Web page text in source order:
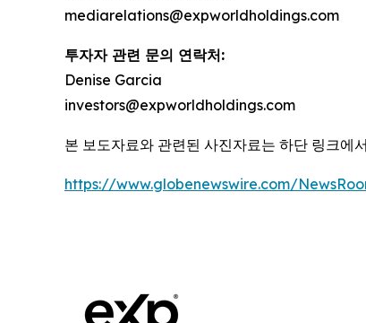
mediarelations@expworldholdings.com
투자자 관련 문의 연락처:
Denise Garcia
investors@expworldholdings.com
본 보도자료와 관련된 사진자료는 하단 링크에
https://www.globenewswire.com/